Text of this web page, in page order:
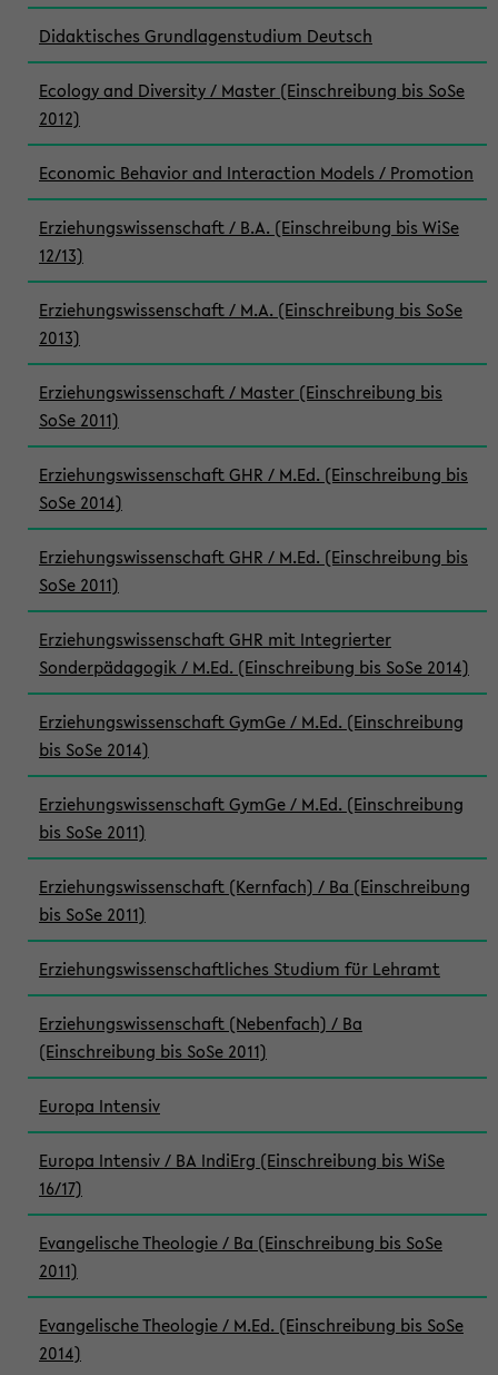
Didaktisches Grundlagenstudium Deutsch
Ecology and Diversity / Master (Einschreibung bis SoSe
2012)
Economic Behavior and Interaction Models / Promotion
Erziehungswissenschaft / B.A. (Einschreibung bis WiSe
12/13)
Erziehungswissenschaft / M.A. (Einschreibung bis SoSe
2013)
Erziehungswissenschaft / Master (Einschreibung bis
SoSe 2011)
Erziehungswissenschaft GHR / M.Ed. (Einschreibung bis
SoSe 2014)
Erziehungswissenschaft GHR / M.Ed. (Einschreibung bis
SoSe 2011)
Erziehungswissenschaft GHR mit Integrierter
Sonderpädagogik / M.Ed. (Einschreibung bis SoSe 2014)
Erziehungswissenschaft GymGe / M.Ed. (Einschreibung
bis SoSe 2014)
Erziehungswissenschaft GymGe / M.Ed. (Einschreibung
bis SoSe 2011)
Erziehungswissenschaft (Kernfach) / Ba (Einschreibung
bis SoSe 2011)
Erziehungswissenschaftliches Studium für Lehramt
Erziehungswissenschaft (Nebenfach) / Ba
(Einschreibung bis SoSe 2011)
Europa Intensiv
Europa Intensiv / BA IndiErg (Einschreibung bis WiSe
16/17)
Evangelische Theologie / Ba (Einschreibung bis SoSe
2011)
Evangelische Theologie / M.Ed. (Einschreibung bis SoSe
2014)